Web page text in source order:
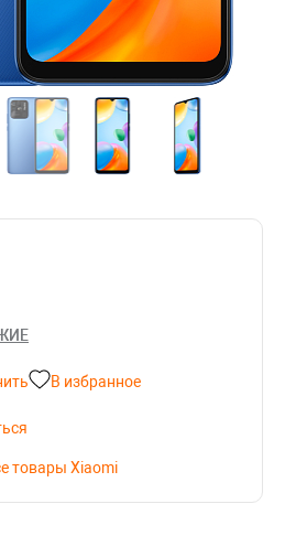
В избранное
товары Xiaomi